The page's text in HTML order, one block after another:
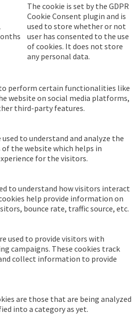
The cookie is set by the GDPR
Cookie Consent plugin and is
used to store whether or not
user has consented to the use
of cookies. It does not store
any personal data.
perform certain functionalities like
website on social media platforms,
third-party features.
to understand and analyze the
the website which helps in
for the visitors.
to understand how visitors interact
help provide information on
bounce rate, traffic source, etc.
used to provide visitors with
campaigns. These cookies track
collect information to provide
are those that are being analyzed
into a category as yet.